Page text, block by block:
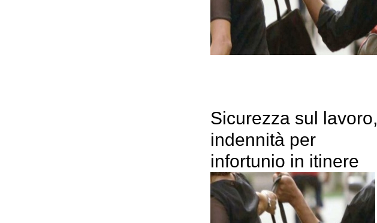
Sicurezza sul lavoro,
indennità per
infortunio in itinere